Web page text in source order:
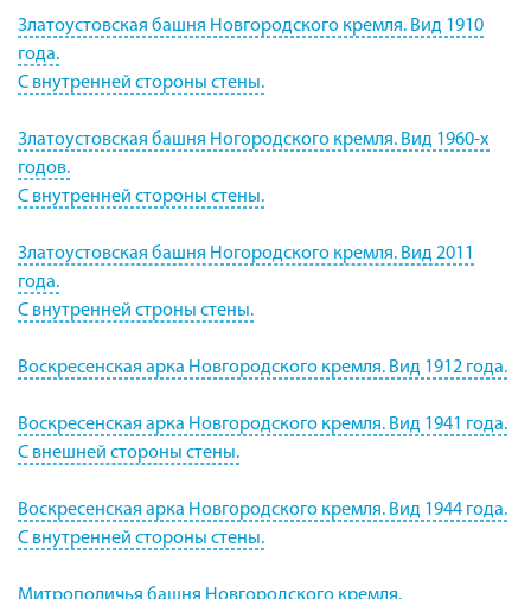
Златоустовская башня Новгородского кремля. Вид 1910
года.
С внутренней стороны стены.
Златоустовская башня Ногородского кремля. Вид 1960-х
годов.
С внутренней стороны стены.
Златоустовская башня Ногородского кремля. Вид 2011
года.
С внутренней строны стены.
Воскресенская арка Новгородского кремля. Вид 1912 года.
Воскресенская арка Новгородского кремля. Вид 1941 года.
С внешней стороны стены.
Воскресенская арка Новгородского кремля. Вид 1944 года.
С внутренней стороны стены.
Митрополичья башня Новгородского кремля.